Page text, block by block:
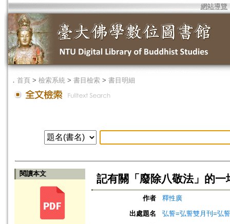
網站導覽
． 首頁 > 檢索系統 > 書目檢索 > 書目明細
閱讀本文 記有關「廢除八敬法」的一
作者
釋性廣
出處題名
弘誓=弘誓雙月刊=弘